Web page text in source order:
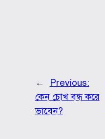
←
Previous:
কেন চোখ বন্ধ করে
ভাবেন?